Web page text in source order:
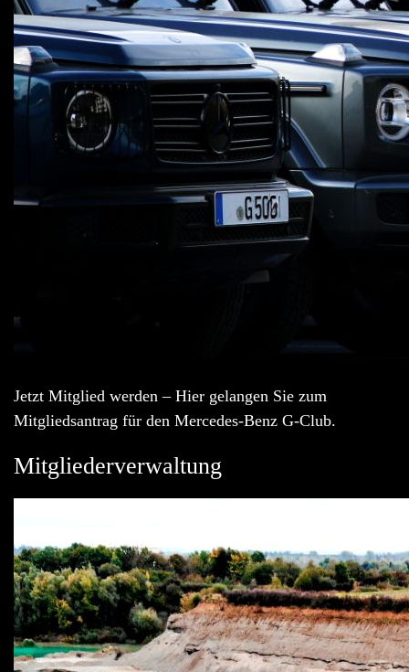
Jetzt Mitglied werden – Hier gelangen Sie zum
Mitgliedsantrag für den Mercedes-Benz G-Club.
Mitgliederverwaltung